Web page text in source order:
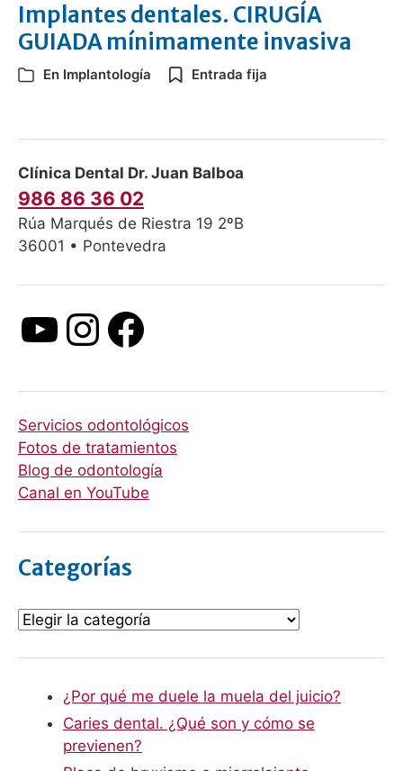
Implantes dentales. CIRUGÍA
GUIADA mínimamente invasiva
En Implantología Entrada fija
Clínica Dental Dr. Juan Balboa
986 86 36 02
Rúa Marqués de Riestra 19 2ºB
36001 • Pontevedra
Servicios odontológicos
Fotos de tratamientos
Blog de odontología
Canal en YouTube
Categorías
¿Por qué me duele la muela del juicio?
Caries dental. ¿Qué son y cómo se
previenen?